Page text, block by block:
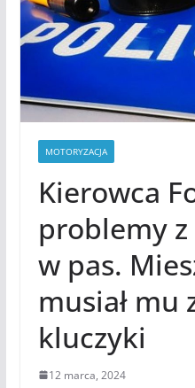
MOTORYZACJA
Kierowca
problemy
w pas.
musiał mu
kluczyki
12 marca, 2024